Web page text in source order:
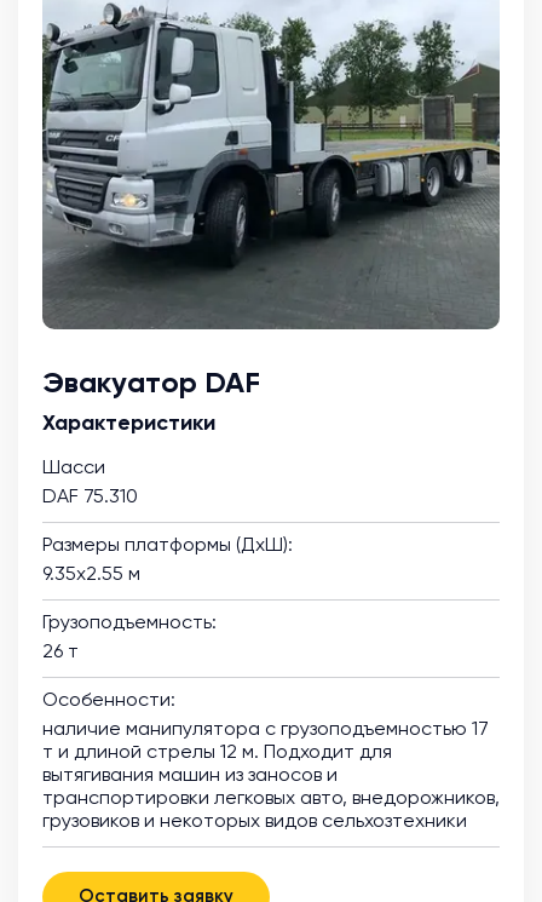
Эвакуатор DAF
Характеристики
Шасси
DAF 75.310
Размеры платформы (ДхШ):
9.35х2.55 м
Грузоподъемность:
26 т
Особенности:
наличие манипулятора с грузоподъемностью 17
т и длиной стрелы 12 м. Подходит для
вытягивания машин из заносов и
транспортировки легковых авто, внедорожников,
грузовиков и некоторых видов сельхозтехники
Оставить заявку